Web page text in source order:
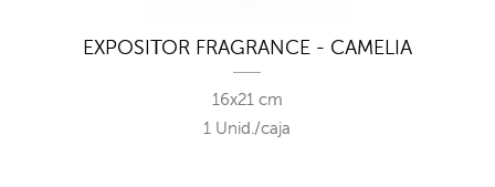
EXPOSITOR FRAGRANCE - CAMELIA
16x21 cm
1 Unid./caja